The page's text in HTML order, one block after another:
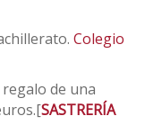
Colegio
de una
SASTRERÍA